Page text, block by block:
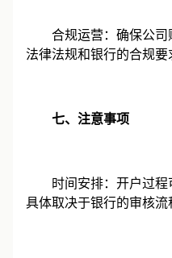
合规运营：确保公司
法律法规和银行的合规要
七、注意事项
时间安排：开户过程
具体取决于银行的审核流